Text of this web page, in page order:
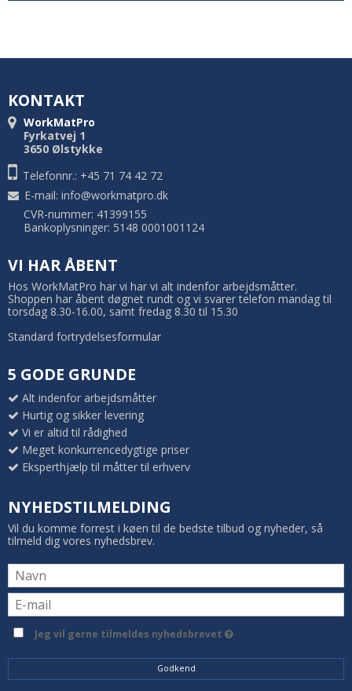
KONTAKT
WorkMatPro
Fyrkatvej 1
3650 Ølstykke
Telefonnr.: +45 71 74 42 72
E-mail: info@workmatpro.dk
CVR-nummer: 41399155
Bankoplysninger: 5148 0001001124
VI HAR ÅBENT
Hos WorkMatPro har vi har vi alt indenfor arbejdsmåtter.
Shoppen har åbent døgnet rundt og vi svarer telefon mandag til
torsdag 8.30-16.00, samt fredag 8.30 til 15.30
Standard fortrydelsesformular
5 GODE GRUNDE
Alt indenfor arbejdsmåtter
Hurtig og sikker levering
Vi er altid til rådighed
Meget konkurrencedygtige priser
Eksperthjælp til måtter til erhverv
NYHEDSTILMELDING
Vil du komme forrest i køen til de bedste tilbud og nyheder, så
tilmeld dig vores nyhedsbrev.
Jeg vil gerne tilmeldes nyhedsbrevet
Godkend